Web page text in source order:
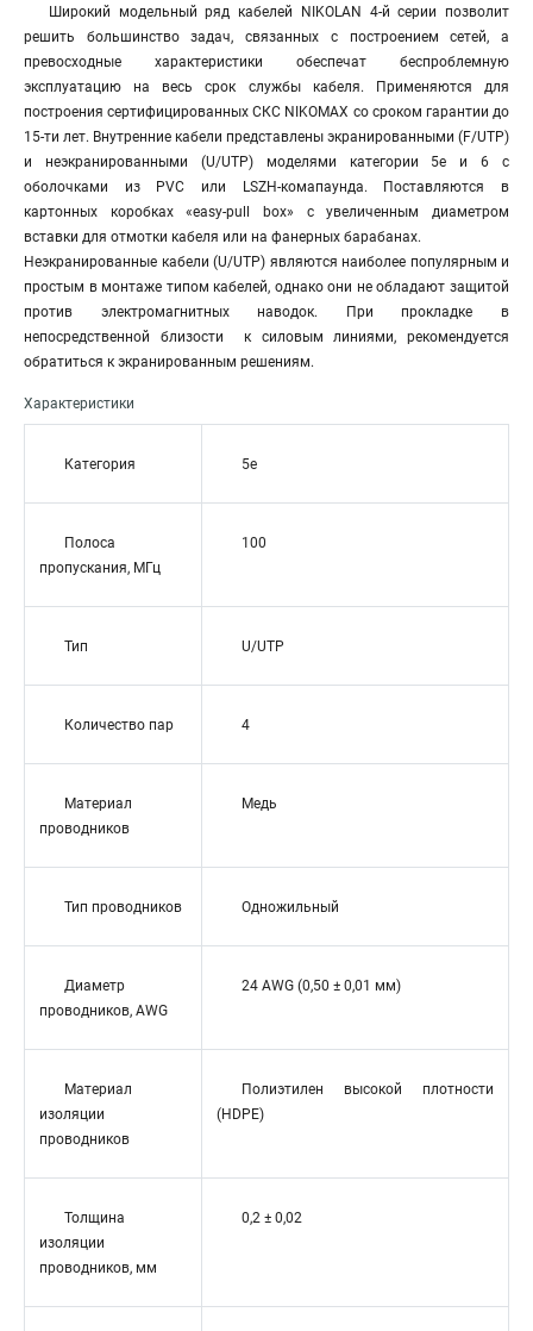
Широкий модельный ряд кабелей NIKOLAN 4-й серии позволит
решить большинство задач, связанных с построением сетей, а
превосходные характеристики обеспечат беспроблемную
эксплуатацию на весь срок службы кабеля. Применяются для
построения сертифицированных СКС NIKOMAX со сроком гарантии до
15-ти лет. Внутренние кабели представлены экранированными (F/UTP)
и неэкранированными (U/UTP) моделями категории 5е и 6 с
оболочками из PVC или LSZH-комапаунда. Поставляются в
картонных коробках «easy-pull box» с увеличенным диаметром
вставки для отмотки кабеля или на фанерных барабанах.
Неэкранированные кабели (U/UTP) являются наиболее популярным и
простым в монтаже типом кабелей, однако они не обладают защитой
против электромагнитных наводок. При прокладке в
непосредственной близости к силовым линиями, рекомендуется
обратиться к экранированным решениям.
Характеристики
Категория 5e
Полоса
пропускания, МГц
100
Тип U/UTP
Количество пар 4
Материал
проводников
Медь
Тип проводников Одножильный
Диаметр
проводников, AWG
24 AWG (0,50 ± 0,01 мм)
Материал
изоляции
проводников
Полиэтилен высокой плотности
(HDPE)
Толщина
изоляции
проводников, мм
0,2 ± 0,02